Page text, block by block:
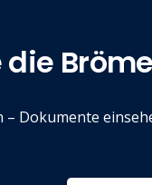
die
– Dokumente